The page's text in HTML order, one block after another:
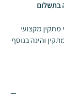
בתשלום-
והינה בנוסף